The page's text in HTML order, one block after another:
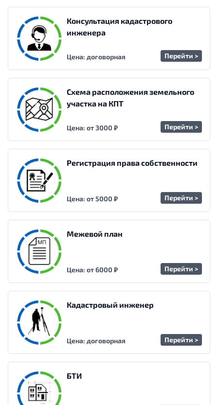
Консультация кадастрового
инженера
Цена: договорная Перейти >
Схема расположения земельного
участка на КПТ
Цена: от 3000 ₽ Перейти >
Регистрация права собственности
Цена: от 5000 ₽ Перейти >
Межевой план
Цена: от 6000 ₽ Перейти >
Кадастровый инженер
Цена: договорная Перейти >
БТИ